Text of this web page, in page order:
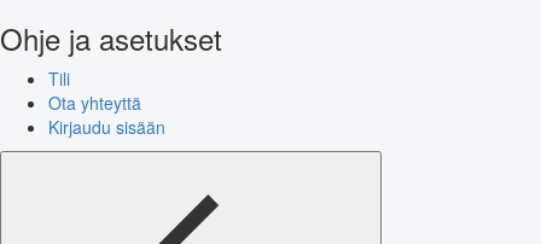
Ohje ja asetukset
Tili
Ota yhteyttä
Kirjaudu sisään